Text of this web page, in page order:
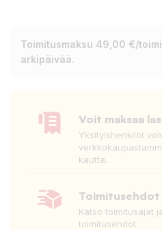
Toimitusmaksu 49,00 €/
arkipäivää.
Voit maksaa
Yksityishenkilöt
kautta.
Toimitusehdot
Katso toimitusajat
toimitusehdot.